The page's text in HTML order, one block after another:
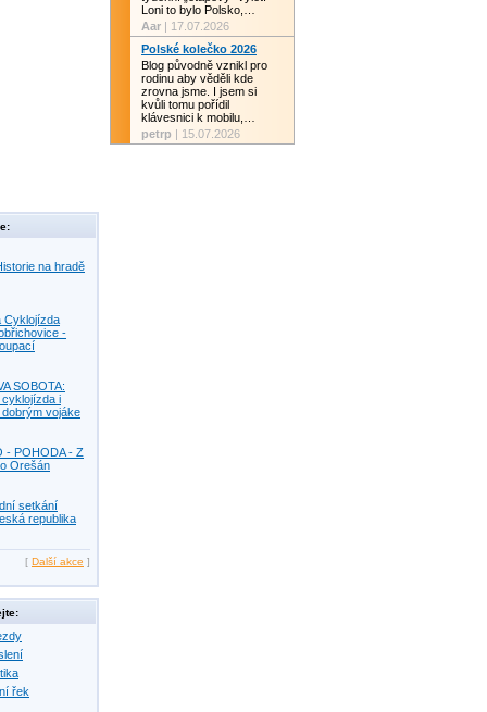
na hradě
Cyklojízda
-
SOBOTA:
i
vojáke
- POHODA - Z
Orešán
setkání
republika
[ Další akce ]
řek
Loni to bylo Polsko,…
Aar | 17.07.2026
Polské kolečko 2026
Blog původně vznikl pro
rodinu aby věděli kde
zrovna jsme. I jsem si
kvůli tomu pořídil
klávesnici k mobilu,…
petrp | 15.07.2026